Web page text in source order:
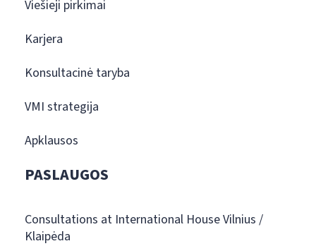
Viešieji pirkimai
Karjera
Konsultacinė taryba
VMI strategija
Apklausos
PASLAUGOS
Consultations at International House Vilnius /
Klaipėda